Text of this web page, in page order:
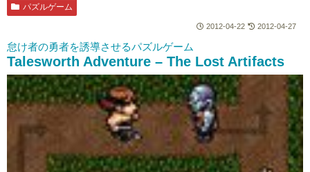
パズルゲーム
2012-04-22 2012-04-27
怠け者の勇者を誘導させるパズルゲーム
Talesworth Adventure – The Lost Artifacts